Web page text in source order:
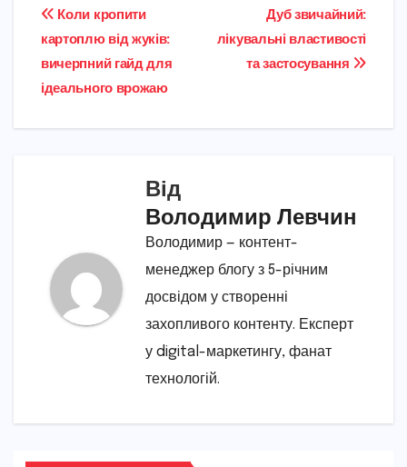
Навігація
записів
Дуб звичайний:
лікувальні властивості
та застосування
Коли кропити
картоплю від жуків:
вичерпний гайд для
ідеального врожаю
Від
Володимир Левчин
Володимир — контент-
менеджер блогу з 5-річним
досвідом у створенні
захопливого контенту. Експерт
у digital-маркетингу, фанат
технологій.